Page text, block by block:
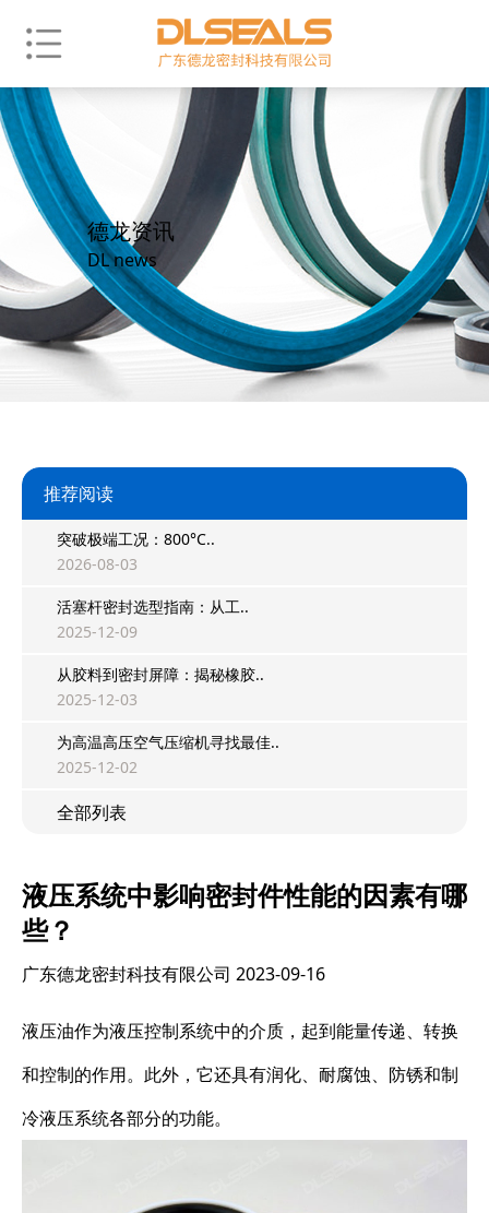
德龙资讯
DL news
推荐阅读
突破极端工况：800°C..
2026-08-03
活塞杆密封选型指南：从工..
2025-12-09
从胶料到密封屏障：揭秘橡胶..
2025-12-03
为高温高压空气压缩机寻找最佳..
2025-12-02
全部列表
液压系统中影响密封件性能的因素有哪
些？
广东德龙密封科技有限公司 2023-09-16
液压油作为液压控制系统中的介质，起到能量传递、转换
和控制的作用。此外，它还具有润化、耐腐蚀、防锈和制
冷液压系统各部分的功能。